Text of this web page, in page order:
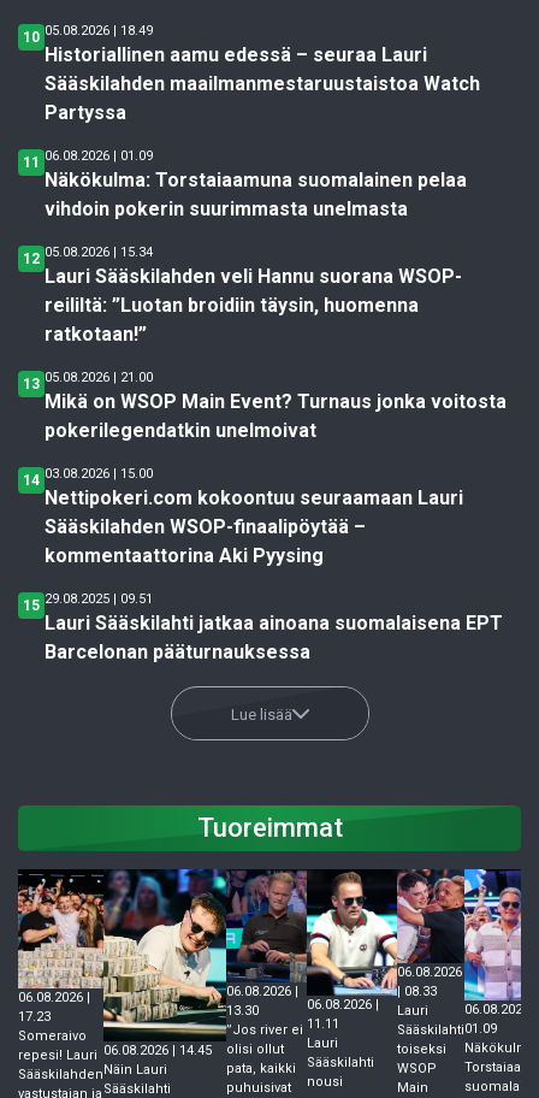
10 05.08.2026 | 18.49
Historiallinen aamu edessä – seuraa Lauri
Sääskilahden maailmanmestaruustaistoa Watch
Partyssa
11 06.08.2026 | 01.09
Näkökulma: Torstaiaamuna suomalainen pelaa
vihdoin pokerin suurimmasta unelmasta
12 05.08.2026 | 15.34
Lauri Sääskilahden veli Hannu suorana WSOP-
reililtä: ”Luotan broidiin täysin, huomenna
ratkotaan!”
13 05.08.2026 | 21.00
Mikä on WSOP Main Event? Turnaus jonka voitosta
pokerilegendatkin unelmoivat
14 03.08.2026 | 15.00
Nettipokeri.com kokoontuu seuraamaan Lauri
Sääskilahden WSOP-finaalipöytää –
kommentaattorina Aki Pyysing
15 29.08.2025 | 09.51
Lauri Sääskilahti jatkaa ainoana suomalaisena EPT
Barcelonan pääturnauksessa
Lue lisää
Tuoreimmat
06.08.2026 |
17.23
Someraivo
repesi! Lauri
Sääskilahden
vastustajan ja
06.08.2026 | 14.45
Näin Lauri
Sääskilahti
06.08.2026 |
13.30
”Jos river ei
olisi ollut
pata, kaikki
puhuisivat
06.08.2026 |
11.11
Lauri
Sääskilahti
nousi
06.08.2026
| 08.33
Lauri
Sääskilahti
toiseksi
WSOP
Main
06.08.2026 |
01.09
Näkökulma: